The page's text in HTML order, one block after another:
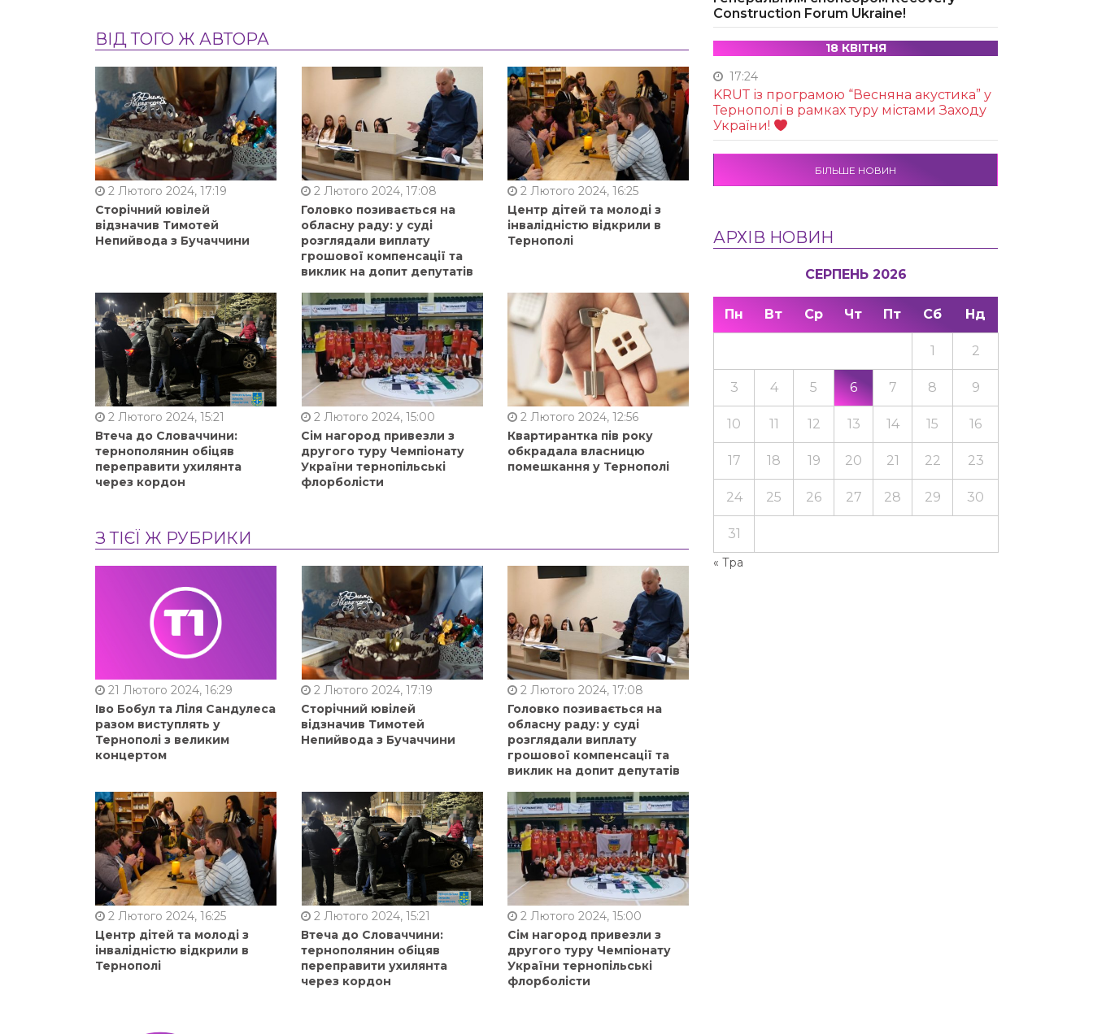
ВІД ТОГО Ж АВТОРА
2 Лютого 2024, 17:19
Сторічний ювілей
відзначив Тимотей
Непийвода з Бучаччини
2 Лютого 2024, 17:08
Головко позивається на
обласну раду: у суді
розглядали виплату
грошової компенсації та
виклик на допит депутатів
2 Лютого 2024, 16:25
Центр дітей та молоді з
інвалідністю відкрили в
Тернополі
2 Лютого 2024, 15:21
Втеча до Словаччини:
тернополянин обіцяв
переправити ухилянта
через кордон
2 Лютого 2024, 15:00
Сім нагород привезли з
другого туру Чемпіонату
України тернопільські
флорболісти
2 Лютого 2024, 12:56
Квартирантка пів року
обкрадала власницю
помешкання у Тернополі
З ТІЄЇ Ж РУБРИКИ
21 Лютого 2024, 16:29
Іво Бобул та Ліля Сандулеса
разом виступлять у
Тернополі з великим
концертом
2 Лютого 2024, 17:19
Сторічний ювілей
відзначив Тимотей
Непийвода з Бучаччини
2 Лютого 2024, 17:08
Головко позивається на
обласну раду: у суді
розглядали виплату
грошової компенсації та
виклик на допит депутатів
2 Лютого 2024, 16:25
Центр дітей та молоді з
інвалідністю відкрили в
Тернополі
2 Лютого 2024, 15:21
Втеча до Словаччини:
тернополянин обіцяв
переправити ухилянта
через кордон
2 Лютого 2024, 15:00
Сім нагород привезли з
другого туру Чемпіонату
України тернопільські
флорболісти
Construction Forum Ukraine!
18 КВІТНЯ
17:24
KRUТ із програмою “Весняна акустика” у
Тернополі в рамках туру містами Заходу
України!
БІЛЬШЕ НОВИН
АРХІВ НОВИН
СЕРПЕНЬ 2026
Пн Вт Ср Чт Пт Сб Нд
« Тра
1 2
3 4 5 6 7 8 9
10 11 12 13 14 15 16
17 18 19 20 21 22 23
24 25 26 27 28 29 30
31